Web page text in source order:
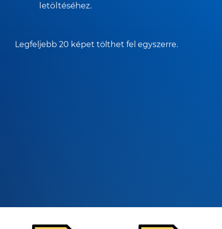
letöltéséhez.
Legfeljebb 20 képet tölthet fel egyszerre.